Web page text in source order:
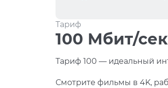
Тариф
100 Мбит/сек
Тариф 100 — идеальный
Смотрите фильмы в 4K,